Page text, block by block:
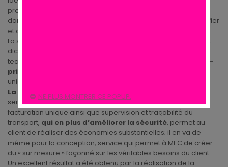
professionnels de la restauration en général – qui travaillent
dans le monde de l’accueil, avec pour unique mission, simplifier
et améliorer la qualité des activités de ses clients.
La sélection soignée des partenaires et de leurs productions,
dictée par la précision des élaborations, l’innovation
technologique, la fiabilité des matériaux,
le rapport qualité-
prix
unique but : la satisfaction du client et l’efficacité du résultat.
La logistique représente un véritable atout
service de regroupement des commandes avec livraison et
facturation unique ainsi que supervision et traçabilité du
transport, qui en plus d’améliorer la sécurité, permet au
client de réaliser des économies substantielles; il en va de
même pour la conception, service qui permet à MEC de créer
du « sur mesure » façonné sur les véritables besoins du client.
Un excellent résultat a été obtenu par la réalisation de la
NE PLUS MONTRER CE POPUP.